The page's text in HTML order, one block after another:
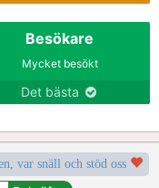
Besökare
Mycket besökt
Det bästa
var snäll och stöd oss